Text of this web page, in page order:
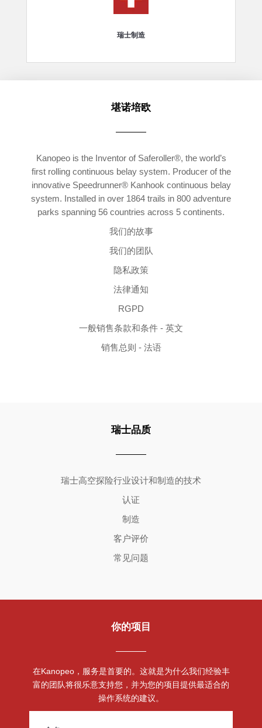
瑞士制造
堪诺培欧
Kanopeo is the Inventor of Saferoller®, the world’s
first rolling continuous belay system. Producer of the
innovative Speedrunner® Kanhook continuous belay
system. Installed in over 1864 trails in 800 adventure
parks spanning 56 countries across 5 continents.
我们的故事
我们的团队
隐私政策
法律通知
RGPD
一般销售条款和条件 - 英文
销售总则 - 法语
瑞士品质
瑞士高空探险行业设计和制造的技术
认证
制造
客户评价
常见问题
你的项目
在Kanopeo，服务是首要的。这就是为什么我们经验丰
富的团队将很乐意支持您，并为您的项目提供最适合的
操作系统的建议。